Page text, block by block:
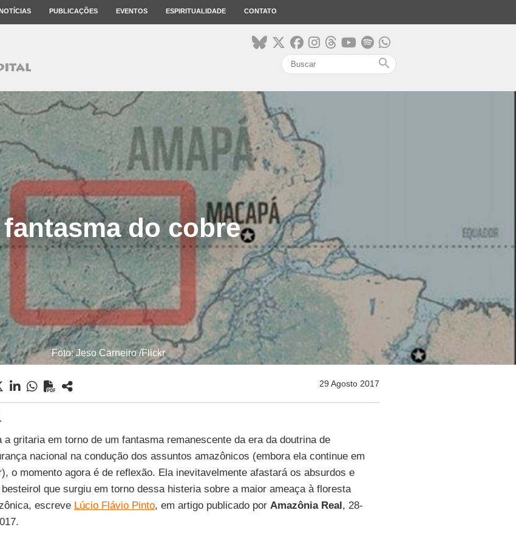
PUBLICAÇÕES EVENTOS ESPIRITUALIDADE CONTATO
search
do cobre
Foto: Jeso Carneiro /Flickr
29 Agosto 2017
a gritaria em torno de um fantasma remanescente da era da doutrina de
nacional na condução dos assuntos amazônicos (embora ela continue em
o momento agora é de reflexão. Ela inevitavelmente afastará os absurdos e
que surgiu em torno dessa histeria sobre a maior ameaça à floresta
escreve Lúcio Flávio Pinto, em artigo publicado por Amazônia Real, 28-